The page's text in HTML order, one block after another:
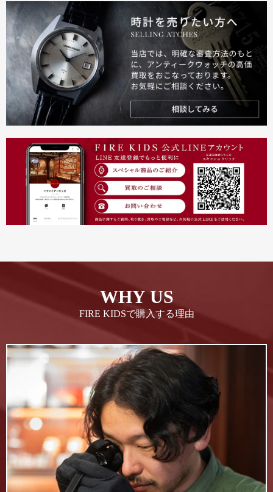
WHY US
FIRE KIDSで購入する理由